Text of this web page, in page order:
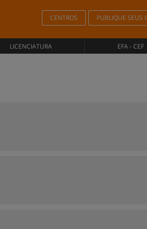
CENTROS PUBLIQUE SEUS
LICENCIATURA EFA - CEF